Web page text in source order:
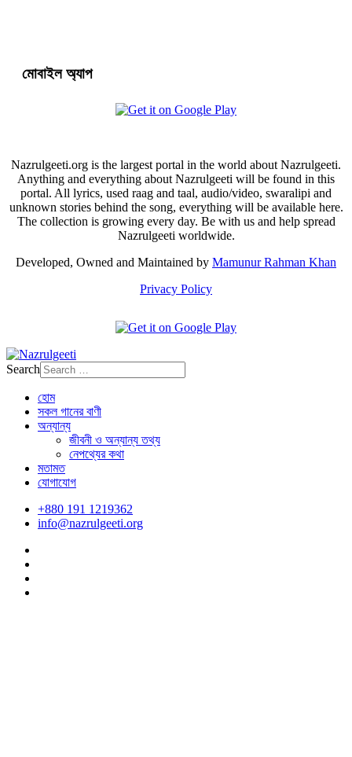
মোবাইল অ্যাপ
Nazrulgeeti.org is the largest portal in the world about Nazrulgeeti.
Anything and everything about Nazrulgeeti will be found in this
portal. All lyrics, used raag and taal, audio/video, swaralipi and
unknown stories behind the song, everything will be available here.
The collection is growing every day. Be with us and help spread
Nazrulgeeti worldwide.
Developed, Owned and Maintained by Mamunur Rahman Khan
Privacy Policy
Search
হোম
সকল গানের বাণী
অন্যান্য
জীবনী ও অন্যান্য তথ্য
নেপথ্যের কথা
মতামত
যোগাযোগ
+880 191 1219362
info@nazrulgeeti.org